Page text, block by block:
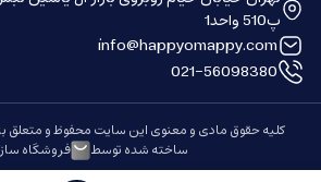
پ510 واحد1
info@happyomappy.com
021-56098380
کلیه حقوق مادی و معنوی این سایت محفوظ و متعلق
ساخته شده توسط
فروشگاه